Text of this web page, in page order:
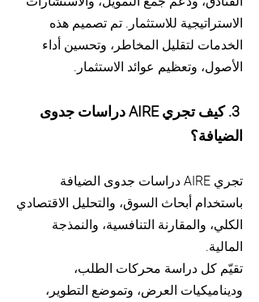
الاستراتيجية للاستثمار. تم تصميم هذه
الخدمات لتقليل المخاطر، وتحسين أداء
الأصول، وتعظيم عوائد الاستثمار.
3. كيف تجري AIRE دراسات جدوى
الضيافة؟
تجري AIRE دراسات جدوى الضيافة
باستخدام أبحاث السوق، والتحليل الاقتصادي
الكلي، والمقارنة التنافسية، والنمذجة
المالية.
تقيّم كل دراسة محركات الطلب،
وديناميكيات العرض، وتموضع التطوير،